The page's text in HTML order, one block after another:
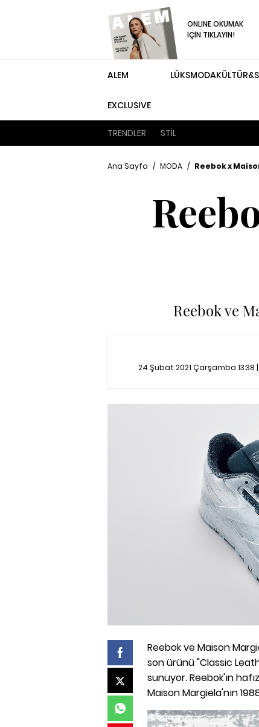
ONLINE OKUMAK
İÇİN TIKLAYIN!
ALEM
EXCLUSIVE
LÜKSMODA
TRENDLER STİL
Ana Sayfa / MODA / Reebok x
Reebok ve
24 Şubat 2021 Çarşamba 13:38
Reebok ve Maison
son ürünü "Classic
sunuyor. Reebok'ın
Maison Margiela'nın